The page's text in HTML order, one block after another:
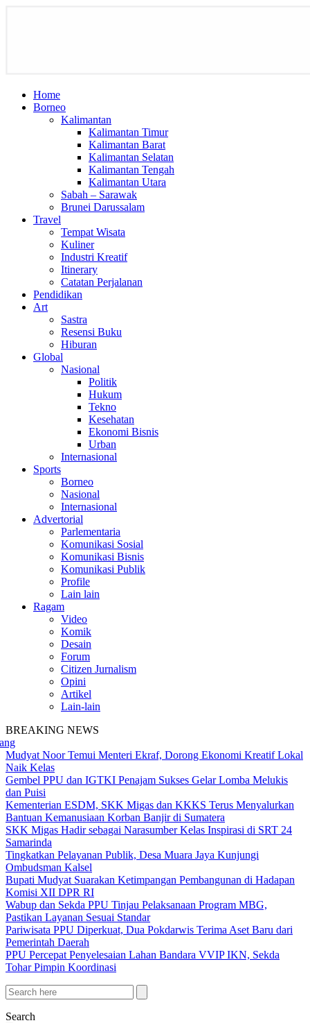
Home
Borneo
Kalimantan
Kalimantan Timur
Kalimantan Barat
Kalimantan Selatan
Kalimantan Tengah
Kalimantan Utara
Sabah – Sarawak
Brunei Darussalam
Travel
Tempat Wisata
Kuliner
Industri Kreatif
Itinerary
Catatan Perjalanan
Pendidikan
Art
Sastra
Resensi Buku
Hiburan
Global
Nasional
Politik
Hukum
Tekno
Kesehatan
Ekonomi Bisnis
Urban
Internasional
Sports
Borneo
Nasional
Internasional
Advertorial
Parlementaria
Komunikasi Sosial
Komunikasi Bisnis
Komunikasi Publik
Profile
Lain lain
Ragam
Video
Komik
Desain
Forum
Citizen Jurnalism
Opini
Artikel
Lain-lain
BREAKING NEWS
Mudyat Noor Temui Menteri Ekraf, Dorong Ekonomi Kreatif Lokal
Naik Kelas
Gembel PPU dan IGTKI Penajam Sukses Gelar Lomba Melukis
dan Puisi
Kementerian ESDM, SKK Migas dan KKKS Terus Menyalurkan
Bantuan Kemanusiaan Korban Banjir di Sumatera
SKK Migas Hadir sebagai Narasumber Kelas Inspirasi di SRT 24
Samarinda
Tingkatkan Pelayanan Publik, Desa Muara Jaya Kunjungi
Ombudsman Kalsel
Bupati Mudyat Suarakan Ketimpangan Pembangunan di Hadapan
Komisi XII DPR RI
Wabup dan Sekda PPU Tinjau Pelaksanaan Program MBG,
Pastikan Layanan Sesuai Standar
Pariwisata PPU Diperkuat, Dua Pokdarwis Terima Aset Baru dari
Pemerintah Daerah
PPU Percepat Penyelesaian Lahan Bandara VVIP IKN, Sekda
Tohar Pimpin Koordinasi
Search